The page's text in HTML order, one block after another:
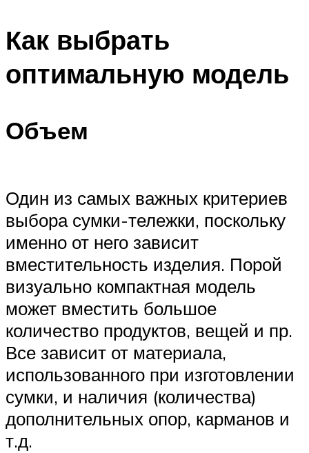
Как выбрать
оптимальную модель
Объем
Один из самых важных критериев
выбора сумки-тележки, поскольку
именно от него зависит
вместительность изделия. Порой
визуально компактная модель
может вместить большое
количество продуктов, вещей и пр.
Все зависит от материала,
использованного при изготовлении
сумки, и наличия (количества)
дополнительных опор, карманов и
т.д.